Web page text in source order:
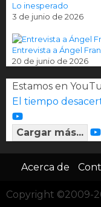
Lo inesperado
3 de junio de 2026
Entrevista a Ángel
20 de junio de 2026
Estamos en
El tiempo
Cargar más...
Acerca de
Copyright ©2009-